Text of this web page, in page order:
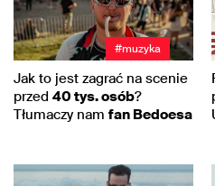
#muzyka
Jak to jest zagrać na scenie
przed 40 tys. osób?
Tłumaczy nam fan Bedoesa